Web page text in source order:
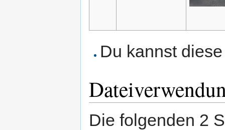
Du kannst
Die folgenden 2